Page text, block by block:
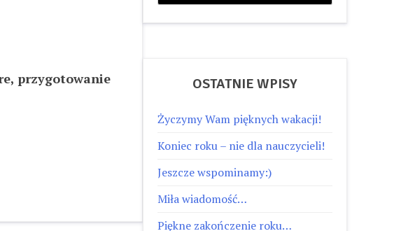
przygotowanie
OSTATNIE WPISY
Życzymy Wam pięknych wakacji!
Koniec roku – nie dla nauczycieli!
Jeszcze wspominamy:)
Miła wiadomość…
Piękne zakończenie roku…